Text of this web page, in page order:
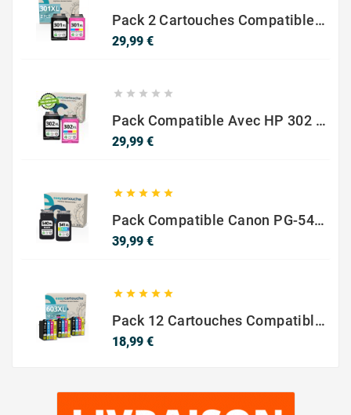
Pack 2 Cartouches Compatible Avec HP 301 XL Noir Et Couleur
29,99 €Prix
    
Pack Compatible Avec HP 302 XL Noir Et Couleur - SANS NIVEAU ENCRE
29,99 €Prix
    
Pack Compatible Canon PG-540 XL / CL-541 XL – Noir & Couleur – Haute Capacité
39,99 €Prix
    
Pack 12 Cartouches Compatible EPSON 603XL
18,99 €Prix